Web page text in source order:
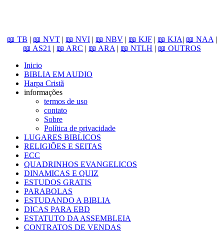
📖 TB | 📖 NVT | 📖 NVI | 📖 NBV | 📖 KJF | 📖 KJA| 📖 NAA |
📖 AS21 | 📖 ARC | 📖 ARA | 📖 NTLH | 📖 OUTROS
Inicio
BIBLIA EM AUDIO
Harpa Cristã
informações
termos de uso
contato
Sobre
Política de privacidade
LUGARES BIBLICOS
RELIGIÕES E SEITAS
ECC
QUADRINHOS EVANGELICOS
DINAMICAS E QUIZ
ESTUDOS GRATIS
PARABOLAS
ESTUDANDO A BIBLIA
DICAS PARA EBD
ESTATUTO DA ASSEMBLEIA
CONTRATOS DE VENDAS